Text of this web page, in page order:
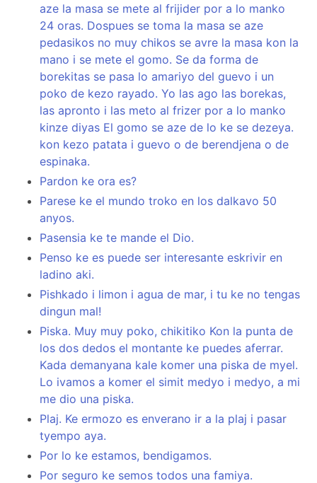
aze la masa se mete al frijider por a lo manko
24 oras. Dospues se toma la masa se aze
pedasikos no muy chikos se avre la masa kon la
mano i se mete el gomo. Se da forma de
borekitas se pasa lo amariyo del guevo i un
poko de kezo rayado. Yo las ago las borekas,
las apronto i las meto al frizer por a lo manko
kinze diyas El gomo se aze de lo ke se dezeya.
kon kezo patata i guevo o de berendjena o de
espinaka.
Pardon ke ora es?
Parese ke el mundo troko en los dalkavo 50
anyos.
Pasensia ke te mande el Dio.
Penso ke es puede ser interesante eskrivir en
ladino aki.
Pishkado i limon i agua de mar, i tu ke no tengas
dingun mal!
Piska. Muy muy poko, chikitiko Kon la punta de
los dos dedos el montante ke puedes aferrar.
Kada demanyana kale komer una piska de myel.
Lo ivamos a komer el simit medyo i medyo, a mi
me dio una piska.
Plaj. Ke ermozo es enverano ir a la plaj i pasar
tyempo aya.
Por lo ke estamos, bendigamos.
Por seguro ke semos todos una famiya.